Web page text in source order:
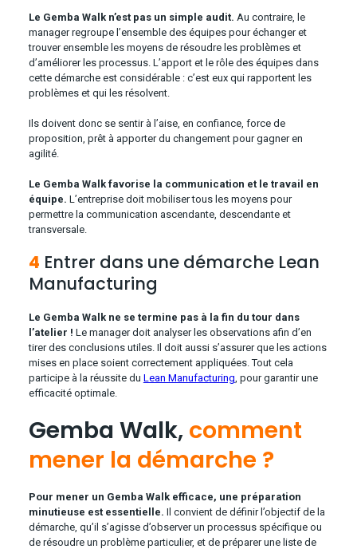
Le Gemba Walk n’est pas un simple audit. Au contraire, le
manager regroupe l’ensemble des équipes pour échanger et
trouver ensemble les moyens de résoudre les problèmes et
d’améliorer les processus. L’apport et le rôle des équipes dans
cette démarche est considérable : c’est eux qui rapportent les
problèmes et qui les résolvent.
Ils doivent donc se sentir à l’aise, en confiance, force de
proposition, prêt à apporter du changement pour gagner en
agilité.
Le Gemba Walk favorise la communication et le travail en
équipe. L’entreprise doit mobiliser tous les moyens pour
permettre la communication ascendante, descendante et
transversale.
4 Entrer dans une démarche Lean
Manufacturing
Le Gemba Walk ne se termine pas à la fin du tour dans
l’atelier ! Le manager doit analyser les observations afin d’en
tirer des conclusions utiles. Il doit aussi s’assurer que les actions
mises en place soient correctement appliquées. Tout cela
participe à la réussite du Lean Manufacturing , pour garantir une
efficacité optimale.
Gemba Walk, comment
mener la démarche ?
Pour mener un Gemba Walk efficace, une préparation
minutieuse est essentielle. Il convient de définir l’objectif de la
démarche, qu’il s’agisse d’observer un processus spécifique ou
de résoudre un problème particulier, et de préparer une liste de